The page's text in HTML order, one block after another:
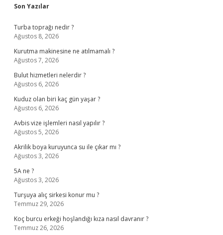
Sidebar
Son Yazılar
Turba toprağı nedir ?
Ağustos 8, 2026
Kurutma makinesine ne atılmamalı ?
Ağustos 7, 2026
Bulut hizmetleri nelerdir ?
Ağustos 6, 2026
Kuduz olan biri kaç gün yaşar ?
Ağustos 6, 2026
Avbis vize işlemleri nasıl yapılır ?
Ağustos 5, 2026
Akrilik boya kuruyunca su ile çıkar mı ?
Ağustos 3, 2026
5A ne ?
Ağustos 3, 2026
Turşuya alıç sirkesi konur mu ?
Temmuz 29, 2026
Koç burcu erkeği hoşlandığı kıza nasıl davranır ?
Temmuz 26, 2026